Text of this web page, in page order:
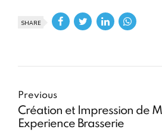
SHARE
Previous
Création et Impression de
Experience Brasserie